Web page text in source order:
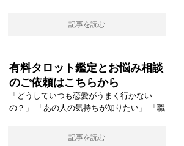
記事を読む
有料タロット鑑定とお悩み相談
のご依頼はこちらから
「どうしていつも恋愛がうまく行かない
の？」 「あの人の気持ちが知りたい」 「職
記事を読む